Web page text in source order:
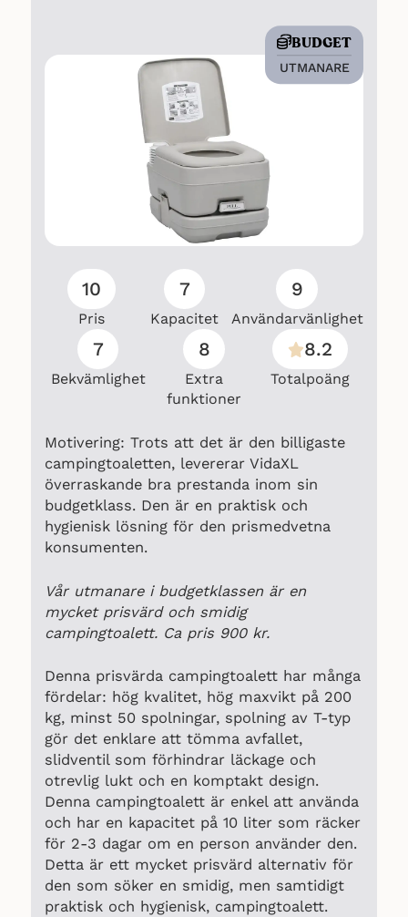
Vattentäthet: 1500 mm
Vikt: 2,5 kg
Stor dörr framtill
Ventilationspanel med dragkedja
Löstagbar toalettrullehållare
Nätficka
Takkrok
Tejpade sömmar
Enkel montering
BUDGET
UTMANARE
10
Pris
7
Kapacitet
9
Användarvänlighet
7
Bekvämlighet
8
Extra
funktioner
8.2
Totalpoäng
Motivering: Trots att det är den billigaste
campingtoaletten, levererar VidaXL
överraskande bra prestanda inom sin
budgetklass. Den är en praktisk och
hygienisk lösning för den prismedvetna
konsumenten.
Vår utmanare i budgetklassen är en
mycket prisvärd och smidig
campingtoalett. Ca pris 900 kr.
Denna prisvärda campingtoalett har många
fördelar: hög kvalitet, hög maxvikt på 200
kg, minst 50 spolningar, spolning av T-typ
gör det enklare att tömma avfallet,
slidventil som förhindrar läckage och
otrevlig lukt och en komptakt design.
Denna campingtoalett är enkel att använda
och har en kapacitet på 10 liter som räcker
för 2-3 dagar om en person använder den.
Detta är ett mycket prisvärd alternativ för
den som söker en smidig, men samtidigt
praktisk och hygienisk, campingtoalett.